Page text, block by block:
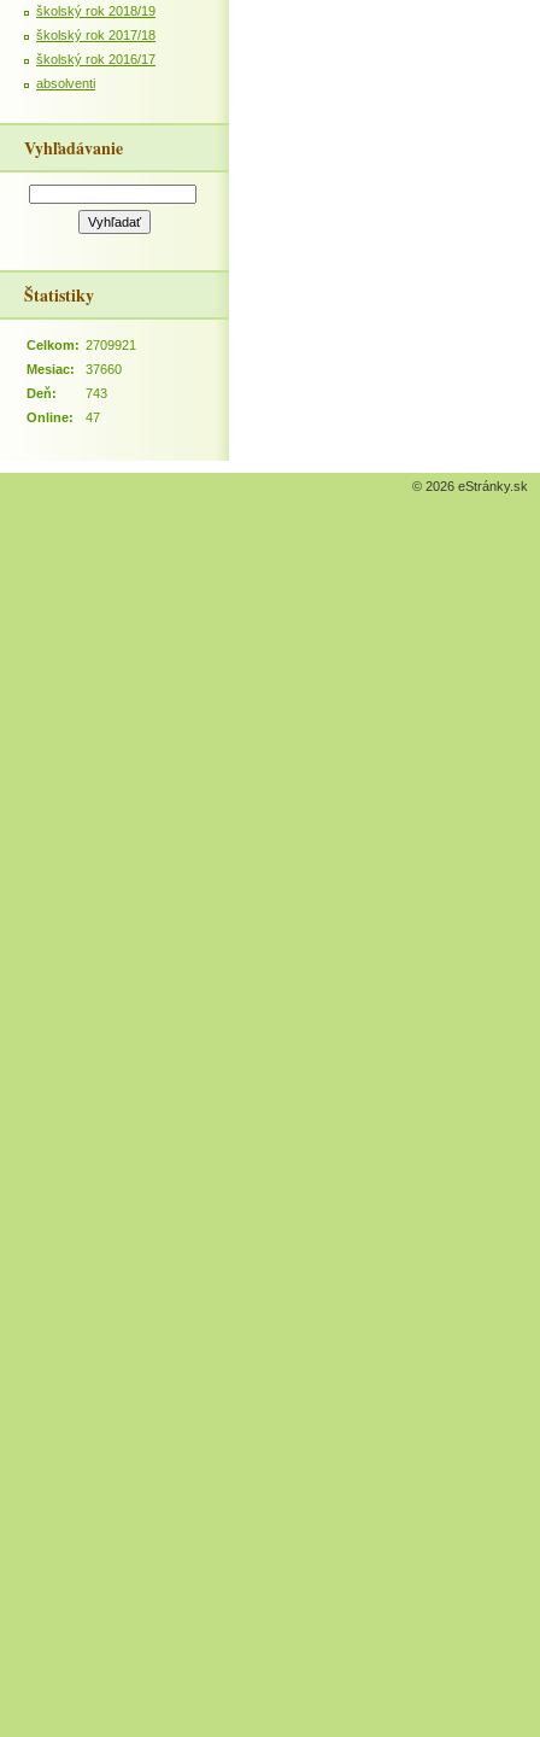
školský rok 2018/19
školský rok 2017/18
školský rok 2016/17
absolventi
Vyhľadávanie
Štatistiky
Online: 47
Celkom: 2709921
Mesiac:
37660
Deň:
743
© 2026 eStránky.sk